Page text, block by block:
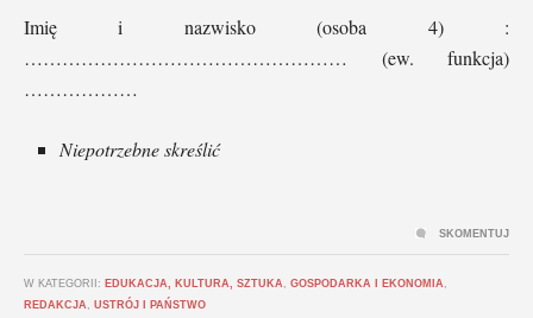
Imię i nazwisko (osoba 4) :
…………………………………………… (ew. funkcja)
………………
Niepotrzebne skreślić
W KATEGORII: EDUKACJA, KULTURA, SZTUKA GOSPODARKA I EKONOMIA
REDAKCJA
USTRÓJ I PAŃSTWO
SKOMENTUJ